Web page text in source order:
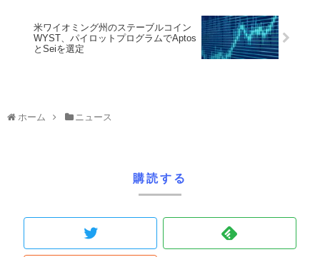
米ワイオミング州のステーブルコイン
WYST、パイロットプログラムでAptos
とSeiを選定
ホーム ニュース
購読する